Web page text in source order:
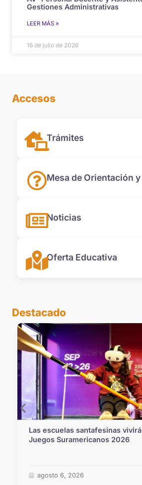
Gestiones Administrativas
LEER MÁS »
16 de julio de 2026
Accesos
Trámites
Mesa de Orientación
Noticias
Oferta Educativa
Destacado
Las escuelas santafesinas
Juegos Suramericanos 2026
agosto 6, 2026